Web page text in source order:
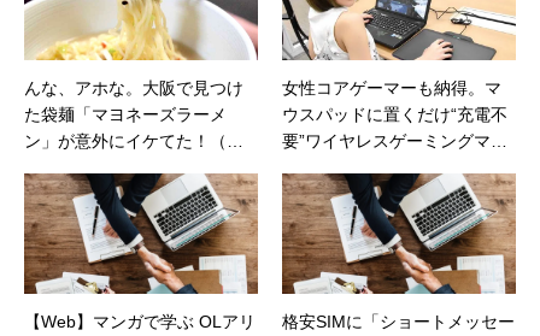
んな、アホな。大阪で見つけ
た袋麺「マヨネーズラーメ
ン」が意外にイケてた！（カ
女性コアゲーマーも納得。マ
ウスパッドに置くだけ“充電不
要”ワイヤレスゲーミングマウ
【Web】マンガで学ぶ OLアリ
格安SIMに「ショートメッセー